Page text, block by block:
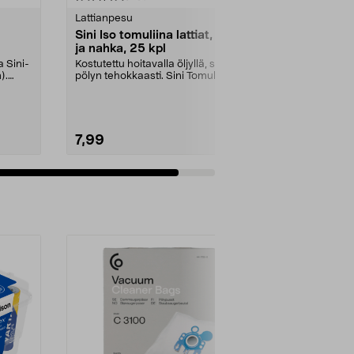
Sini-
Lattianpesu
Sini Iso tomuliina lattiat, puu
ja nahka, 25 kpl
Kostutettu hoitavalla öljyllä, sitoo
pölyn tehokkaasti. Sini Tomuliina
7,99